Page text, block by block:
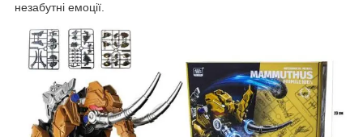
незабутні емоції.